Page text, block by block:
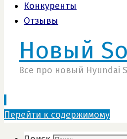
Конкуренты
Отзывы
Новый
Все про новый Hyundai
Перейти к содержимому